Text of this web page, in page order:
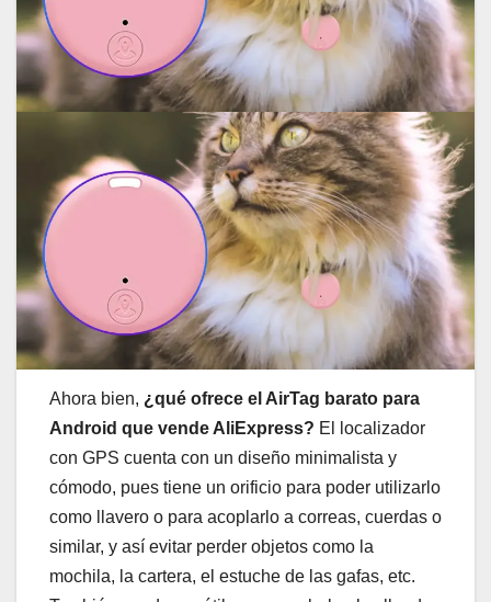
Ahora bien, ¿qué ofrece el AirTag barato para
Android que vende AliExpress? El localizador
con GPS cuenta con un diseño minimalista y
cómodo, pues tiene un orificio para poder utilizarlo
como llavero o para acoplarlo a correas, cuerdas o
similar, y así evitar perder objetos como la
mochila, la cartera, el estuche de las gafas, etc.